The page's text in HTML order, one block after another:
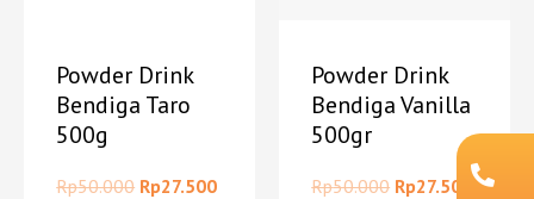
Powder Drink
Bendiga Taro
500g
Rp50.000 Rp27.500
Powder Drink
Bendiga Vanilla
500gr
Rp50.000 Rp27.500